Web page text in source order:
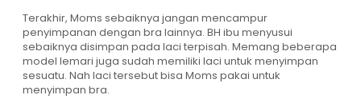
Terakhir, Moms sebaiknya jangan mencampur
penyimpanan dengan bra lainnya. BH ibu menyusui
sebaiknya disimpan pada laci terpisah. Memang beberapa
model lemari juga sudah memiliki laci untuk menyimpan
sesuatu. Nah laci tersebut bisa Moms pakai untuk
menyimpan bra.